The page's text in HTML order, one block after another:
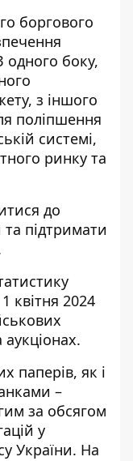
боргового
одного боку,
з іншого
поліпшення
системі,
ринку та
до
та підтримати
квітня 2024
паперів, як і
–
за обсягом
у
України. На